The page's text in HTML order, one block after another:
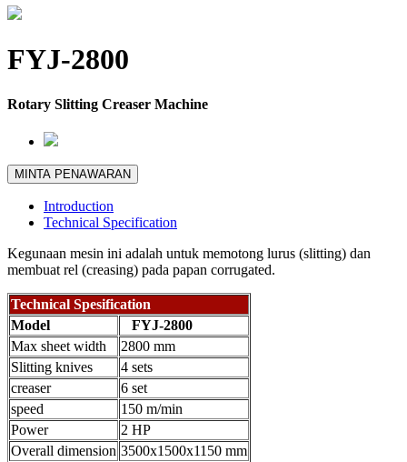
FYJ-2800
Rotary Slitting Creaser Machine
MINTA PENAWARAN
Introduction
Technical Specification
Kegunaan mesin ini adalah untuk memotong lurus (slitting) dan
membuat rel (creasing) pada papan corrugated.
Technical Spesification
Model
FYJ-2800
Max sheet width
2800 mm
Slitting knives
4 sets
creaser
6 set
speed
150 m/min
Power
2 HP
Overall dimension 3500x1500x1150 mm